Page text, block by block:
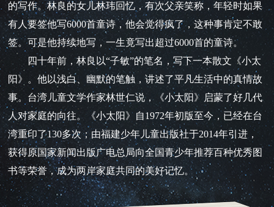
的写作。林良的女儿林玮回忆，有次父亲笑称，年轻时如果
有人要签他写6000首童诗，他会觉得疯了，这种事肯定不敢
签。可是他持续地写，一生竟写出超过6000首的童诗。
四十年前，林良以“子敏”的笔名，写下一本散文《小太
阳》。他以浅白、幽默的笔触，讲述了平凡生活中的真情故
事。台湾儿童文学作家林世仁说，《小太阳》启蒙了好几代
人对家庭的向往。《小太阳》自1972年初版至今，已经在台
湾重印了130多次；由福建少年儿童出版社于2014年引进，
获得原国家新闻出版广电总局向全国青少年推荐百种优秀图
书等荣誉，成为两岸家庭共同的美好记忆。